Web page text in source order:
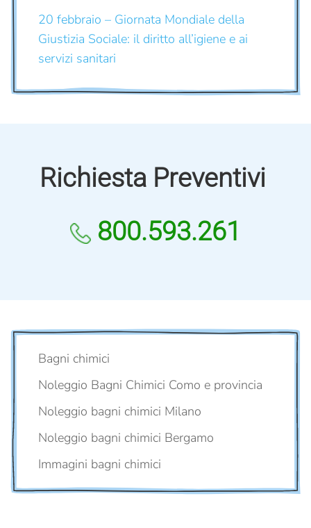
20 febbraio – Giornata Mondiale della
Giustizia Sociale: il diritto all’igiene e ai
servizi sanitari
Richiesta Preventivi
800.593.261
Bagni chimici
Noleggio Bagni Chimici Como e provincia
Noleggio bagni chimici Milano
Noleggio bagni chimici Bergamo
Immagini bagni chimici